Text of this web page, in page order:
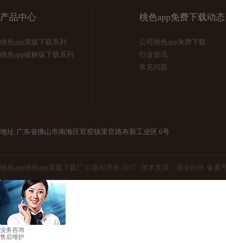
产品中心
桃色app黄版下载系列
桃色app破解版下载系列
桃色app免费下载动态
公司桃色app免费下载
行业资讯
常见问题
地址:广东省佛山市南海区官窑镇里官路布新工业区 6号
桃色app桃色app黄版下载厂 © 版权所有 2017 技术支持： 鼎业科技 备案号
业务咨询
售后维护